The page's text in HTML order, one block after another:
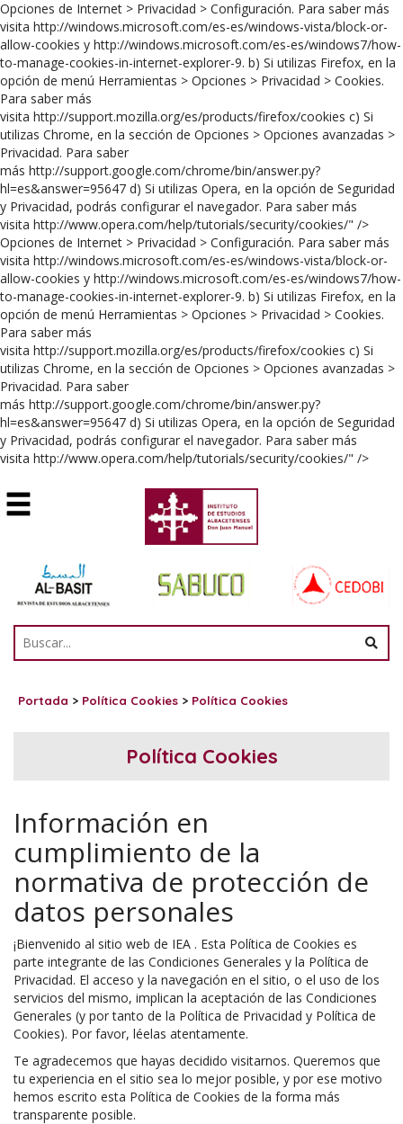
Opciones de Internet > Privacidad > Configuración. Para saber más
visita http://windows.microsoft.com/es-es/windows-vista/block-or-
allow-cookies y http://windows.microsoft.com/es-es/windows7/how-
to-manage-cookies-in-internet-explorer-9. b) Si utilizas Firefox, en la
opción de menú Herramientas > Opciones > Privacidad > Cookies.
Para saber más
visita http://support.mozilla.org/es/products/firefox/cookies c) Si
utilizas Chrome, en la sección de Opciones > Opciones avanzadas >
Privacidad. Para saber
más http://support.google.com/chrome/bin/answer.py?
hl=es&answer=95647 d) Si utilizas Opera, en la opción de Seguridad
y Privacidad, podrás configurar el navegador. Para saber más
visita http://www.opera.com/help/tutorials/security/cookies/" />
Opciones de Internet > Privacidad > Configuración. Para saber más
visita http://windows.microsoft.com/es-es/windows-vista/block-or-
allow-cookies y http://windows.microsoft.com/es-es/windows7/how-
to-manage-cookies-in-internet-explorer-9. b) Si utilizas Firefox, en la
opción de menú Herramientas > Opciones > Privacidad > Cookies.
Para saber más
visita http://support.mozilla.org/es/products/firefox/cookies c) Si
utilizas Chrome, en la sección de Opciones > Opciones avanzadas >
Privacidad. Para saber
más http://support.google.com/chrome/bin/answer.py?
hl=es&answer=95647 d) Si utilizas Opera, en la opción de Seguridad
y Privacidad, podrás configurar el navegador. Para saber más
visita http://www.opera.com/help/tutorials/security/cookies/" />
Portada > Política Cookies > Política Cookies
Política Cookies
Información en
cumplimiento de la
normativa de protección de
datos personales
¡Bienvenido al sitio web de IEA . Esta Política de Cookies es
parte integrante de las Condiciones Generales y la Política de
Privacidad. El acceso y la navegación en el sitio, o el uso de los
servicios del mismo, implican la aceptación de las Condiciones
Generales (y por tanto de la Política de Privacidad y Política de
Cookies). Por favor, léelas atentamente.
Te agradecemos que hayas decidido visitarnos. Queremos que
tu experiencia en el sitio sea lo mejor posible, y por ese motivo
hemos escrito esta Política de Cookies de la forma más
transparente posible.